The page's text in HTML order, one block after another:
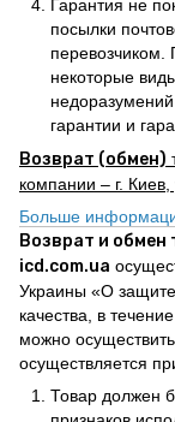
Гарантия не
посылки
перевозчиком.
некоторые
гарантии и
Возврат (обмен)
компании – г.
Больше
Возврат и обмен
icd.com.ua
Украины «О
качества, в
можно
осуществляется
Товар должен